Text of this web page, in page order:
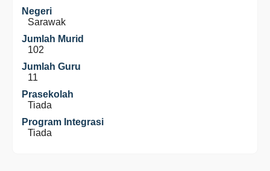
Negeri
Sarawak
Jumlah Murid
102
Jumlah Guru
11
Prasekolah
Tiada
Program Integrasi
Tiada